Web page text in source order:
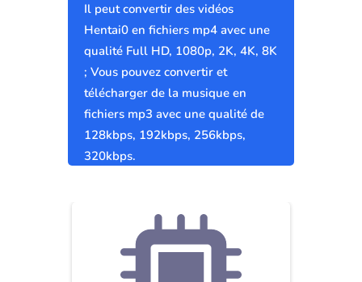
Il peut convertir des vidéos
Hentai0 en fichiers mp4 avec une
qualité Full HD, 1080p, 2K, 4K, 8K
; Vous pouvez convertir et
télécharger de la musique en
fichiers mp3 avec une qualité de
128kbps, 192kbps, 256kbps,
320kbps.